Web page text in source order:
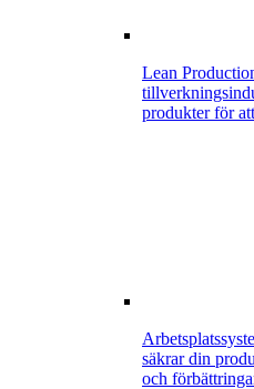
Lean
produkter för
säkrar din
och